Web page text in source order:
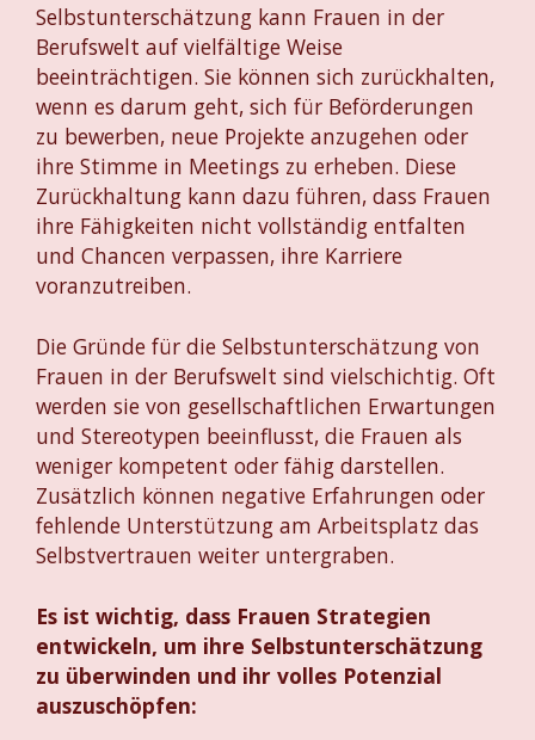
Selbstunterschätzung kann Frauen in der
Berufswelt auf vielfältige Weise
beeinträchtigen. Sie können sich zurückhalten,
wenn es darum geht, sich für Beförderungen
zu bewerben, neue Projekte anzugehen oder
ihre Stimme in Meetings zu erheben. Diese
Zurückhaltung kann dazu führen, dass Frauen
ihre Fähigkeiten nicht vollständig entfalten
und Chancen verpassen, ihre Karriere
voranzutreiben.
Die Gründe für die Selbstunterschätzung von
Frauen in der Berufswelt sind vielschichtig. Oft
werden sie von gesellschaftlichen Erwartungen
und Stereotypen beeinflusst, die Frauen als
weniger kompetent oder fähig darstellen.
Zusätzlich können negative Erfahrungen oder
fehlende Unterstützung am Arbeitsplatz das
Selbstvertrauen weiter untergraben.
Es ist wichtig, dass Frauen Strategien
entwickeln, um ihre Selbstunterschätzung
zu überwinden und ihr volles Potenzial
auszuschöpfen: